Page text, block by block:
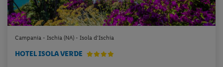
Campania - Ischia (NA) - Isola d'Ischia
HOTEL ISOLA VERDE